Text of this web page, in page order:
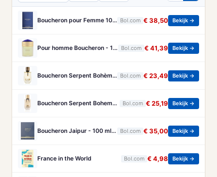
Boucheron pour Femme 100 ml Eau de Parfum - Damesparfum Bol.com € 38,50 Bekijk →
Pour homme Boucheron - 100 ml - Eau de parfum Bol.com € 41,39 Bekijk →
Boucheron Serpent Bohème Eau de Parfum 50 ml Bol.com € 23,49 Bekijk →
Boucheron Serpent Boheme Eau de parfum spray 30 ml Bol.com € 25,19 Bekijk →
Boucheron Jaipur - 100 ml - Eau de Parfum - Herenparfum Bol.com € 35,00 Bekijk →
France in the World Bol.com € 4,98 Bekijk →